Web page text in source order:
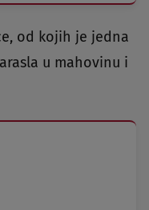
od kojih je jedna
u mahovinu i